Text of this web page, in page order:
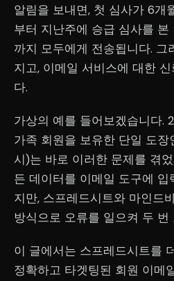
알림을 보내면, 첫 심사가 6개
부터 지난주에 승급 심사를
까지 모두에게 전송됩니다.
지고, 이메일 서비스에 대한
다.
가상의 예를 들어보겠습니다.
가족 회원을 보유한 단일 도
시)는 바로 이러한 문제를 겪
든 데이터를 이메일 도구에 입
지만, 스프레드시트와 마인드
방식으로 오류를 일으켜 두 번
이 글에서는 스프레드시트를
정확하고 타겟팅된 회원 이메